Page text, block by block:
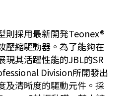
則採用最新開発Teonex®
壓縮驅動器。為了能夠在
現其活躍性能的JBL的SR
Division所開發出
及清晰度的驅動元件。採